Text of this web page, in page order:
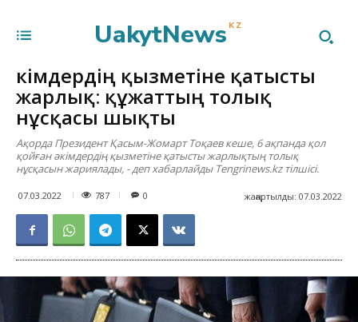
UakytNews KZ
Әкімдердің қызметіне қатысты
жарлық: құжаттың толық
нұсқасы шықты
Ақорда Президент Қасым-Жомарт Тоқаев кеше, 6 ақпанда қол
қойған әкімдердің қызметіне қатысты жарлықтың толық
нұсқасын жариялады, - деп хабарлайды Tengrinews.kz тілшісі.
07.03.2022 787 жаңартылды: 07.03.2022
0